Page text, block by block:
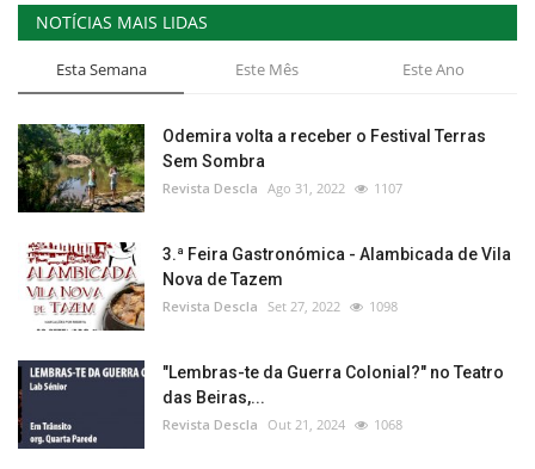
NOTÍCIAS MAIS LIDAS
Esta Semana Este Mês Este Ano
Odemira volta a receber o Festival Terras
Sem Sombra
Revista Descla Ago 31, 2022 1107
3.ª Feira Gastronómica - Alambicada de Vila
Nova de Tazem
Revista Descla Set 27, 2022 1098
"Lembras-te da Guerra Colonial?" no Teatro
das Beiras,...
Revista Descla Out 21, 2024 1068